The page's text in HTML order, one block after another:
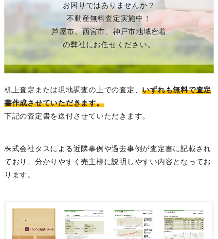
お困りではありませんか？
不動産無料査定実施中！
芦屋市、西宮市、神戸市地域密着
の弊社にお任せください。
机上査定または現地調査の上での査定、いずれも無料で査定
書作成させていただきます。
下記の査定書を送付させていただきます。
株式会社タスによる近隣事例や過去事例が査定書に記載され
ており、分かりやすく売主様に説明しやすい内容となってお
ります。